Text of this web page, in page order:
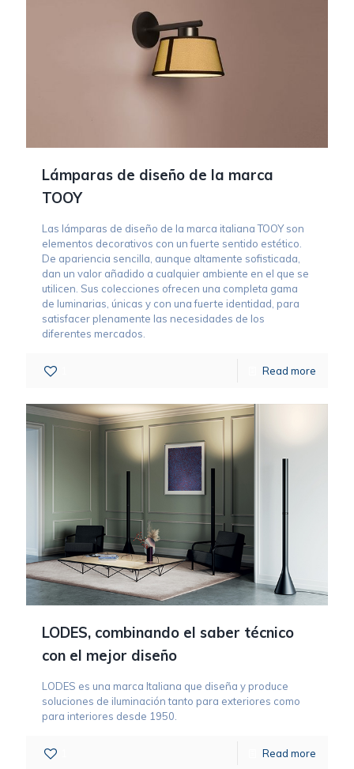
Lámparas de diseño de la marca
TOOY
Las lámparas de diseño de la marca italiana TOOY son
elementos decorativos con un fuerte sentido estético.
De apariencia sencilla, aunque altamente sofisticada,
dan un valor añadido a cualquier ambiente en el que se
utilicen. Sus colecciones ofrecen una completa gama
de luminarias, únicas y con una fuerte identidad, para
satisfacer plenamente las necesidades de los
diferentes mercados.
Read more
LODES, combinando el saber técnico
con el mejor diseño
LODES es una marca Italiana que diseña y produce
soluciones de iluminación tanto para exteriores como
para interiores desde 1950.
Read more